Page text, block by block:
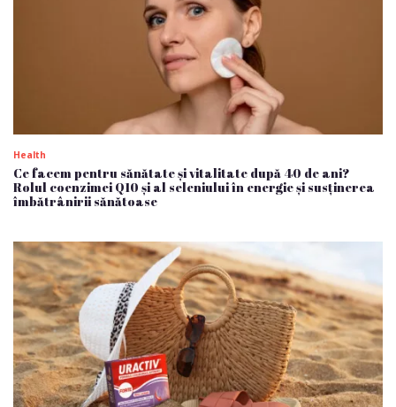
Health
Ce facem pentru sănătate și vitalitate după 40 de ani?
Rolul coenzimei Q10 și al seleniului în energie și susținerea
îmbătrânirii sănătoase